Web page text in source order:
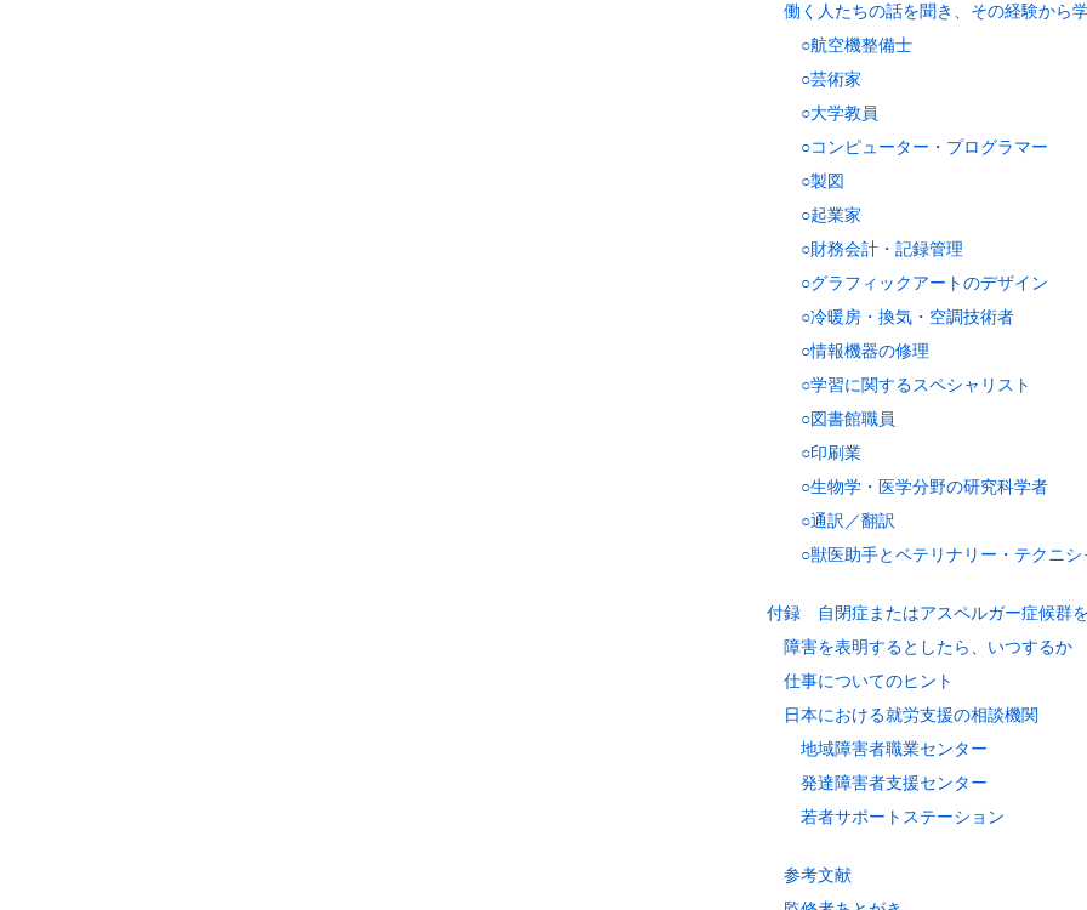
働く人たちの話を聞き、その経験から
○航空機整備士
○芸術家
○大学教員
○コンピューター・プログラマー
○製図
○起業家
○財務会計・記録管理
○グラフィックアートのデザイン
○冷暖房・換気・空調技術者
○情報機器の修理
○学習に関するスペシャリスト
○図書館職員
○印刷業
○生物学・医学分野の研究科学者
○通訳／翻訳
○獣医助手とベテリナリー・テクニシ
付録 自閉症またはアスペルガー症候群
障害を表明するとしたら、いつするか
仕事についてのヒント
日本における就労支援の相談機関
地域障害者職業センター
発達障害者支援センター
若者サポートステーション
参考文献